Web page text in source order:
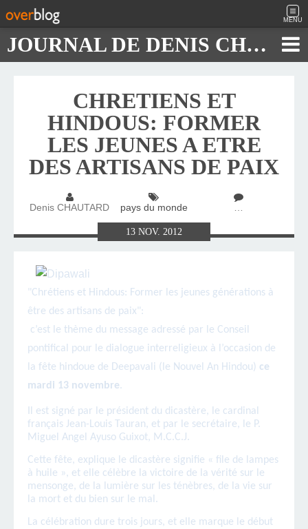
MENU
JOURNAL DE DENIS CHAUTARD
CHRETIENS ET
HINDOUS: FORMER
LES JEUNES A ETRE
DES ARTISANS DE PAIX
Denis CHAUTARD pays du monde …
13 NOV. 2012
"Chrétiens et Hindous: Former les jeunes générations à
être des artisans de paix":
c’est le thème du message adressé par le Conseil
pontifical pour le dialogue interreligieux à l’occasion de
la fête hindoue de Deepavali (le Nouvel An Hindou) ce
mardi 13 novembre.
Il est signé par le président du dicastère, le cardinal
français Jean-Louis Tauran, et par le secrétaire, le P.
Miguel Angel Ayuso Guixot, M.C.C.J.
Cette fête, explique le dicastère signifie « file de lampes
à huile », et elle célèbre la victoire de la vérité sur le
mensonge, de la lumière sur les ténèbres, de la vie sur
la mort et du bien sur le mal.
La célébration dure trois jours, et elle marque le début